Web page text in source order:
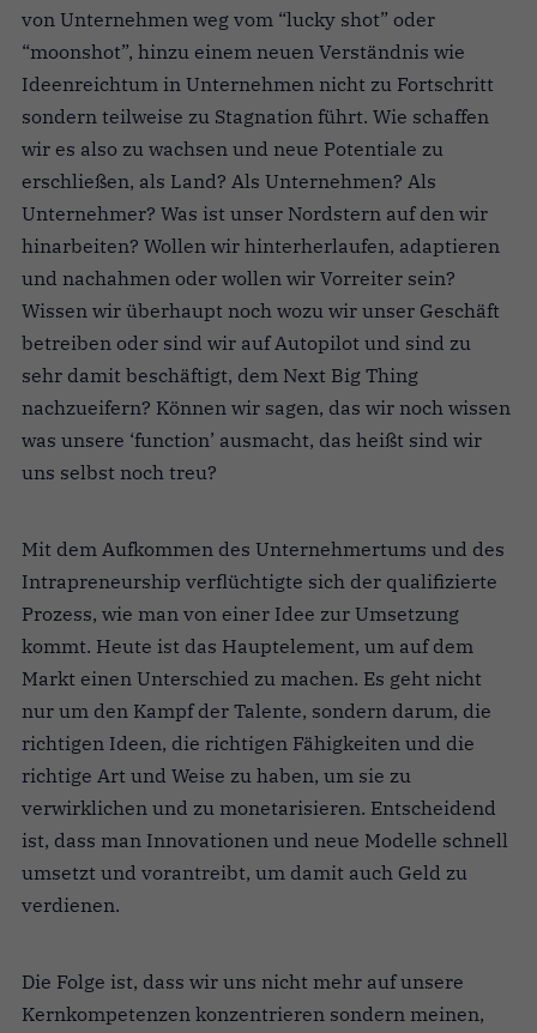
von Unternehmen weg vom “lucky shot” oder
“moonshot”, hinzu einem neuen Verständnis wie
Ideenreichtum in Unternehmen nicht zu Fortschritt
sondern teilweise zu Stagnation führt. Wie schaffen
wir es also zu wachsen und neue Potentiale zu
erschließen, als Land? Als Unternehmen? Als
Unternehmer? Was ist unser Nordstern auf den wir
hinarbeiten? Wollen wir hinterherlaufen, adaptieren
und nachahmen oder wollen wir Vorreiter sein?
Wissen wir überhaupt noch wozu wir unser Geschäft
betreiben oder sind wir auf Autopilot und sind zu
sehr damit beschäftigt, dem Next Big Thing
nachzueifern? Können wir sagen, das wir noch wissen
was unsere ‘function’ ausmacht, das heißt sind wir
uns selbst noch treu?
Mit dem Aufkommen des Unternehmertums und des
Intrapreneurship verflüchtigte sich der qualifizierte
Prozess, wie man von einer Idee zur Umsetzung
kommt. Heute ist das Hauptelement, um auf dem
Markt einen Unterschied zu machen. Es geht nicht
nur um den Kampf der Talente, sondern darum, die
richtigen Ideen, die richtigen Fähigkeiten und die
richtige Art und Weise zu haben, um sie zu
verwirklichen und zu monetarisieren. Entscheidend
ist, dass man Innovationen und neue Modelle schnell
umsetzt und vorantreibt, um damit auch Geld zu
verdienen.
Die Folge ist, dass wir uns nicht mehr auf unsere
Kernkompetenzen konzentrieren sondern meinen,